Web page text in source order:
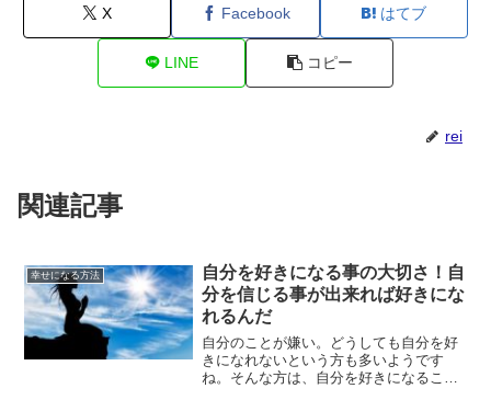
X Facebook はてブ
LINE コピー
rei
関連記事
幸せになる方法
自分を好きになる事の大切さ！自
分を信じる事が出来れば好きにな
れるんだ
自分のことが嫌い。どうしても自分を好
きになれないという方も多いようです
ね。そんな方は、自分を好きになること